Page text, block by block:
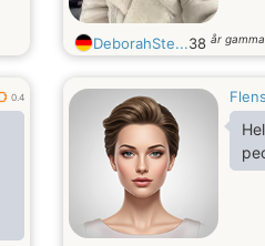
DeborahSte...38 år
0.4